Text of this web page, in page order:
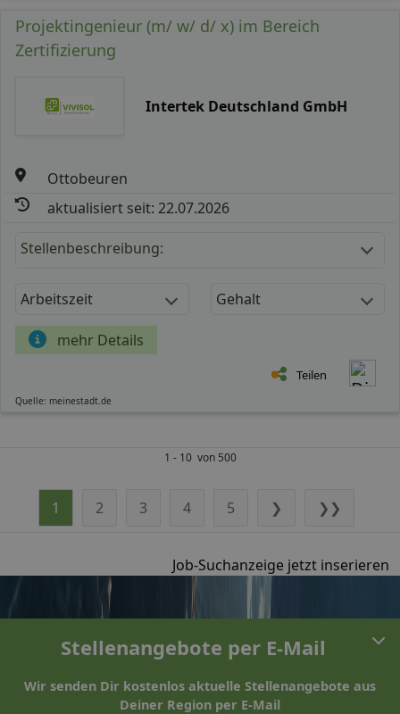
Projektingenieur (m/ w/ d/ x) im Bereich
Zertifizierung
Intertek Deutschland GmbH
Ottobeuren
aktualisiert seit: 22.07.2026
Stellenbeschreibung:
Arbeitszeit Gehalt
mehr Details
Teilen
Quelle: meinestadt.de
1 - 10 von 500
1 2 3 4 5 ❯ ❯❯
Job-Suchanzeige jetzt inserieren
Stellenangebote per E-Mail
Wir senden Dir kostenlos aktuelle Stellenangebote aus
Deiner Region per E-Mail